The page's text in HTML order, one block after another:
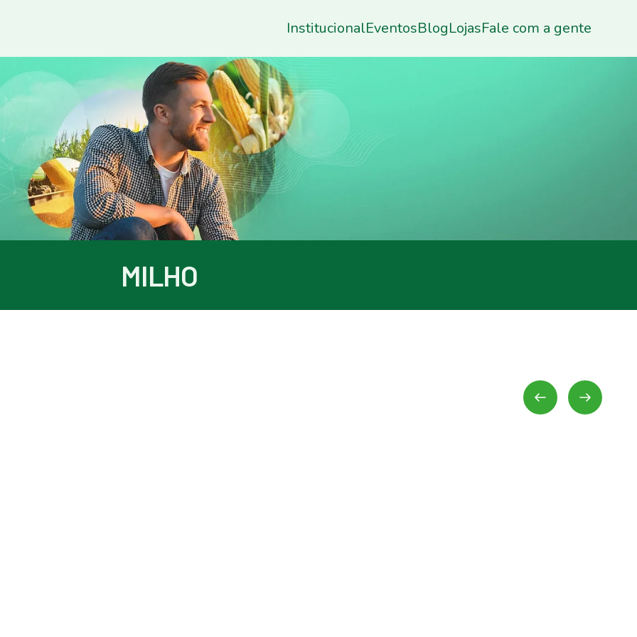
InstitucionalEventosBlogLojasFale com a gente
MILHO